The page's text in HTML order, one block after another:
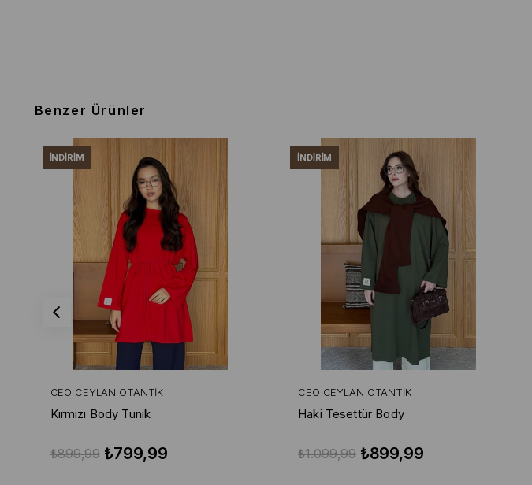
Benzer Ürünler
CEO CEYLAN OTANTIK
Kırmızı Body Tunik
₺799,99
₺899,99
İNDIRIM
CEO CEYLAN OTANTIK
Haki Tesettür Body
₺899,99
₺1.099,99
İNDIRIM